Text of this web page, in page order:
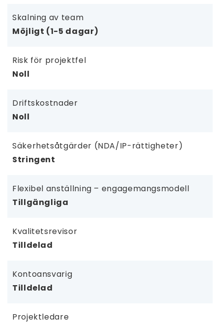
Skalning av team
Möjligt (1-5 dagar)
Risk för projektfel
Noll
Driftskostnader
Noll
Säkerhetsåtgärder (NDA/IP-rättigheter)
Stringent
Flexibel anställning – engagemangsmodell
Tillgängliga
Kvalitetsrevisor
Tilldelad
Kontoansvarig
Tilldelad
Projektledare